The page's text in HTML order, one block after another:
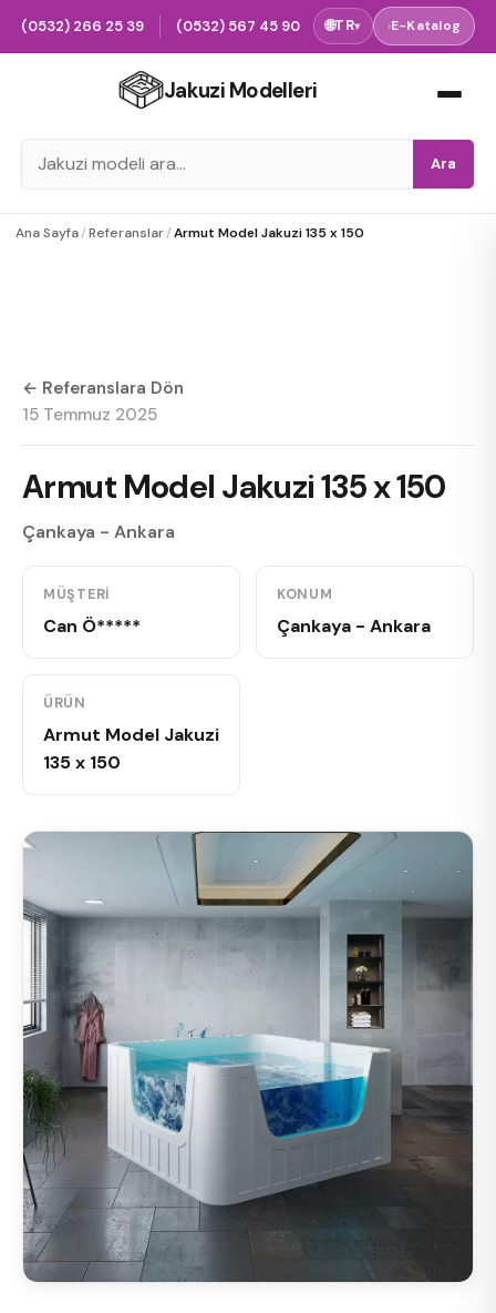
(0532) 266 25 39 (0532) 567 45 90 🌐TR▾ ›E-Katalog
Jakuzi Modelleri
Ara
Ana Sayfa/Referanslar/Armut Model Jakuzi 135 x 150
← Referanslara Dön
15 Temmuz 2025
Armut Model Jakuzi 135 x 150
Çankaya - Ankara
MÜŞTERI
Can Ö*****
KONUM
Çankaya - Ankara
ÜRÜN
Armut Model Jakuzi
135 x 150